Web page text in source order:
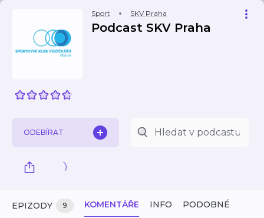
Sport SKV Praha
Podcast SKV Praha
ODEBÍRAT
EPIZODY 9 KOMENTÁŘE INFO PODOBNÉ